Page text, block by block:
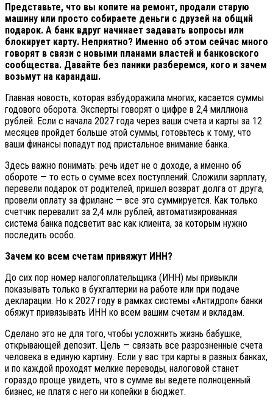
Представьте, что вы копите на ремонт, продали старую
машину или просто собираете деньги с друзей на общий
подарок. А банк вдруг начинает задавать вопросы или
блокирует карту. Неприятно? Именно об этом сейчас много
говорят в связи с новыми планами властей и банковского
сообщества. Давайте без паники разберемся, кого и зачем
возьмут на карандаш.
Главная новость, которая взбудоражила многих, касается суммы
годового оборота. Эксперты говорят о цифре в 2,4 миллиона
рублей. Если с начала 2027 года через ваши счета и карты за 12
месяцев пройдет больше этой суммы, готовьтесь к тому, что
ваши финансы попадут под пристальное внимание банка.
Здесь важно понимать: речь идет не о доходе, а именно об
обороте — то есть о сумме всех поступлений. Сложили зарплату,
перевели подарок от родителей, пришел возврат долга от друга,
провели оплату за фриланс — все это суммируется. Как только
счетчик перевалит за 2,4 млн рублей, автоматизированная
система банка подсветит вас как клиента, за которым нужно
последить особо.
Зачем ко всем счетам привяжут ИНН?
До сих пор номер налогоплательщика (ИНН) мы привыкли
показывать только в бухгалтерии на работе или при подаче
декларации. Но к 2027 году в рамках системы «Антидроп» банки
обяжут привязывать ИНН ко всем вашим счетам и вкладам.
Сделано это не для того, чтобы усложнить жизнь бабушке,
открывающей депозит. Цель — связать все разрозненные счета
человека в единую картину. Если у вас три карты в разных банках,
и по каждой проходят мелкие переводы, налоговой станет
гораздо проще увидеть, что в сумме вы ведете полноценный
бизнес, не платя с него ни копейки в бюджет.